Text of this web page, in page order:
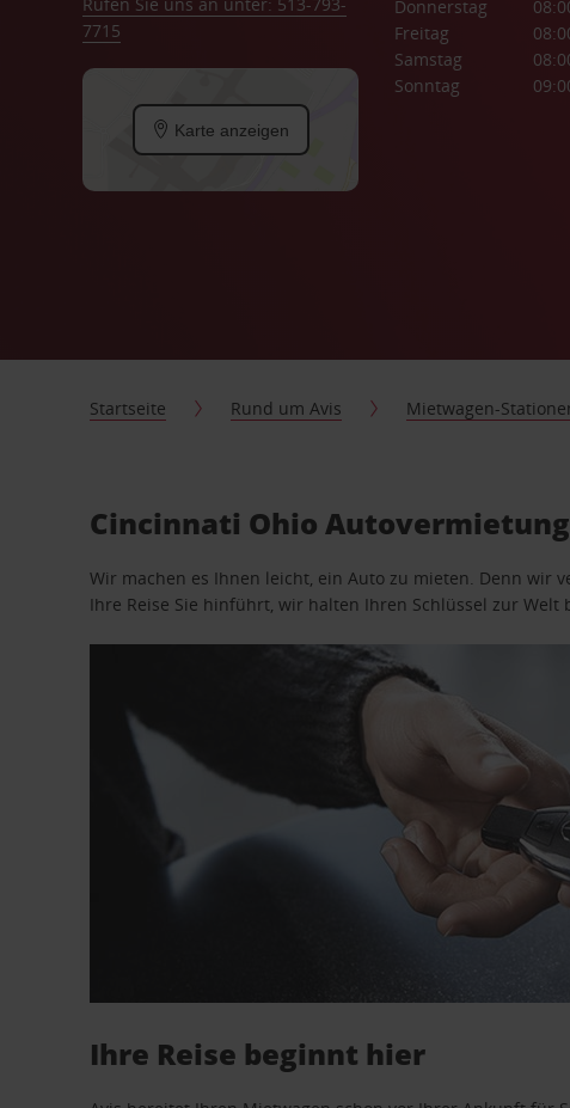
7715
Karte anzeigen
Donnerstag
Freitag
Samstag
Sonntag
Startseite Rund um Avis Mietwagen-
Cincinnati Ohio
Wir machen es Ihnen leicht, ein Auto zu mieten. Denn wir
Ihre Reise Sie hinführt, wir halten Ihren Schlüssel zur Welt
Ihre Reise beginnt hier